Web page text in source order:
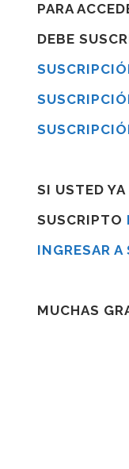
PARA
DEBE
SI USTED
SUSCRIPTO
INGRESAR
MUCHAS